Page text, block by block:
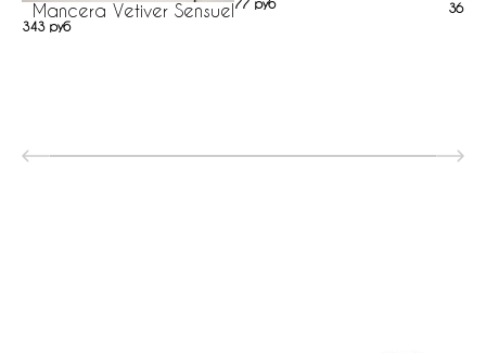
Mancera Vetiver Sensuel
343 руб
362